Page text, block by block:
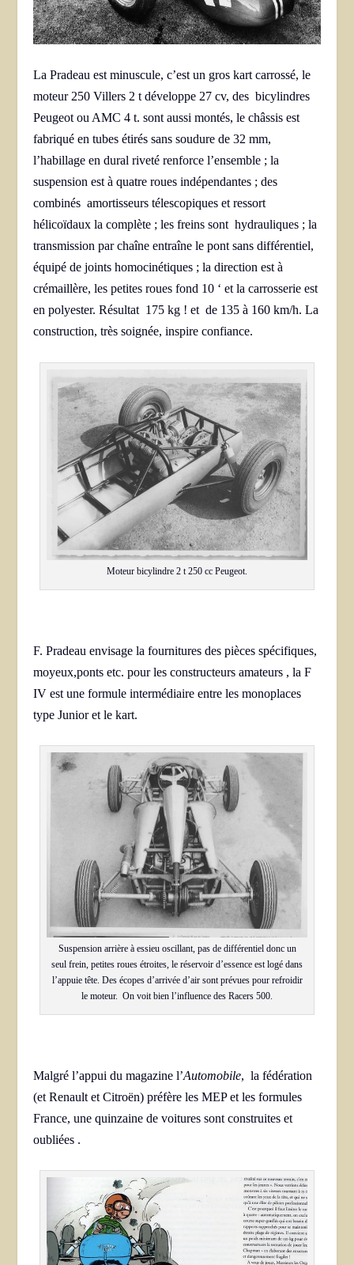
La Pradeau est minuscule, c’est un gros kart carrossé, le
moteur 250 Villers 2 t développe 27 cv, des bicylindres
Peugeot ou AMC 4 t. sont aussi montés, le châssis est
fabriqué en tubes étirés sans soudure de 32 mm,
l’habillage en dural riveté renforce l’ensemble ; la
suspension est à quatre roues indépendantes ; des
combinés amortisseurs télescopiques et ressort
hélicoïdaux la complète ; les freins sont hydrauliques ; la
transmission par chaîne entraîne le pont sans différentiel,
équipé de joints homocinétiques ; la direction est à
crémaillère, les petites roues fond 10 ‘ et la carrosserie est
en polyester. Résultat 175 kg ! et de 135 à 160 km/h. La
construction, très soignée, inspire confiance.
Moteur bicylindre 2 t 250 cc Peugeot.
F. Pradeau envisage la fournitures des pièces spécifiques,
moyeux,ponts etc. pour les constructeurs amateurs , la F
IV est une formule intermédiaire entre les monoplaces
type Junior et le kart.
Suspension arrière à essieu oscillant, pas de différentiel donc un
seul frein, petites roues étroites, le réservoir d’essence est logé dans
l’appuie tête. Des écopes d’arrivée d’air sont prévues pour refroidir
le moteur. On voit bien l’influence des Racers 500.
Malgré l’appui du magazine l’Automobile, la fédération
(et Renault et Citroën) préfère les MEP et les formules
France, une quinzaine de voitures sont construites et
oubliées .